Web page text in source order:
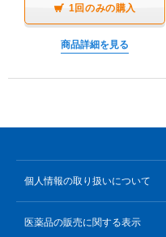
1回のみの購入
商品詳細を見る
個人情報の取り扱いについて
医薬品の販売に関する表示